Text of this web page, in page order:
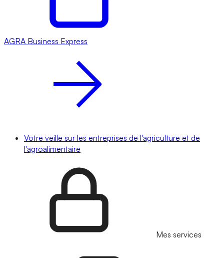
AGRA Business Express
Votre veille sur les entreprises de l'agriculture et de
l'agroalimentaire
Mes services